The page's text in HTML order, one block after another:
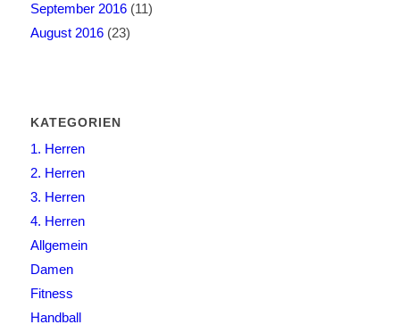
September 2016(11)
August 2016(23)
KATEGORIEN
1. Herren
2. Herren
3. Herren
4. Herren
Allgemein
Damen
Fitness
Handball